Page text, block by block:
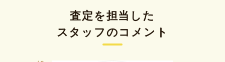
査定を担当した
スタッフのコメント